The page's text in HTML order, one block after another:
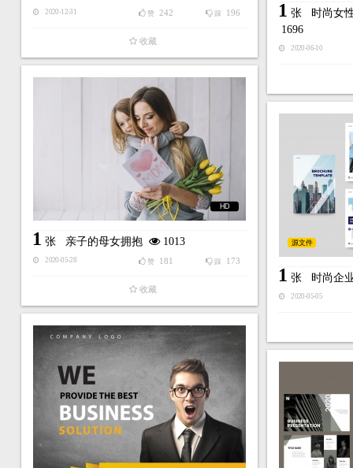
2020-12-31 踩 196
赞 242
收藏
1 张 时尚女
1696
2020-06-10
HD
1 张 亲子的母女拥抱 1013
2020-05-28 踩 173
赞 181
收藏
源文件
1 张 时尚企
2020-05-05